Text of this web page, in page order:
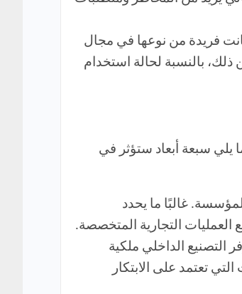
فريدة من نوعها في مجال
بالنسبة لحالة استخدام
يلي سبعة أبعاد ستؤثر في
غالبًا ما يحدد
العمليات التجارية المتخصصة.
التصنيع الداخلي ملكية
تعتمد على الابتكار